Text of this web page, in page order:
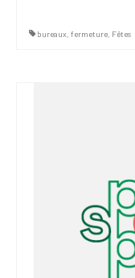
bureaux, fermeture, Fêtes